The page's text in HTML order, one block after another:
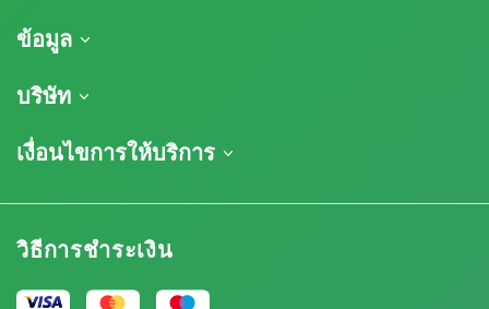
ข้อมูล
การจัดส่งสินค้า
นโยบายการคืนสินค้า
โปรโมชั่น
บริษัท
เกี่ยวกับเรา
บทวิจารณ์
โปรแกรมพันธมิตรกัญชา
แผนผังเว็บไซต์
เงื่อนไขการให้บริการ
ข้อกำหนดและเงื่อนไข
การปฏิเสธความรับผิดโดยข้อจำกัดความรับผิดชอบ
นโยบายความเป็นส่วนตัว
นโยบายการใช้คุกกี้
วิธีการชำระเงิน